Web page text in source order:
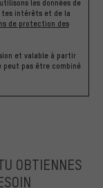
les données de
tes intérêts et de la
de protection des
et valable à partir
peut pas être combiné
OBTIENNES